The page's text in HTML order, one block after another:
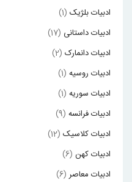
ادبیات بلژیک (1)
ادبیات داستانی (17)
ادبیات دانمارک (2)
ادبیات روسیه (1)
ادبیات سوریه (1)
ادبیات فرانسه (9)
ادبیات کلاسیک (12)
ادبیات کهن (6)
ادبیات معاصر (6)